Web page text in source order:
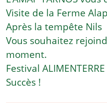
Visite de la Ferme
Après la tempête Nils
Vous souhaitez
moment.
Festival
Succès !